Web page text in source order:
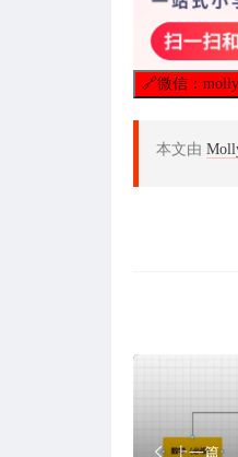
🔗微信：
本文由
上一篇